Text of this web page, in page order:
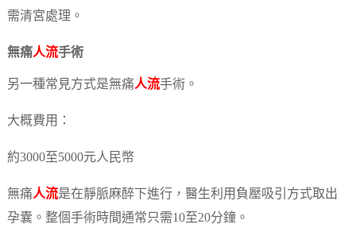
需清宮處理。
無痛人流手術
另一種常見方式是無痛人流手術。
大概費用：
約3000至5000元人民幣
無痛人流是在靜脈麻醉下進行，醫生利用負壓吸引方式取出
孕囊。整個手術時間通常只需10至20分鐘。